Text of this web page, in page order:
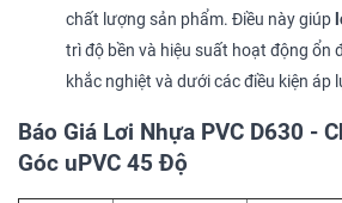
chất lượng sản phẩm. Điều này giúp
trì độ bền và hiệu suất hoạt động ổn
khắc nghiệt và dưới các điều kiện áp
Báo Giá Lơi Nhựa PVC D630 -
Góc uPVC 45 Độ